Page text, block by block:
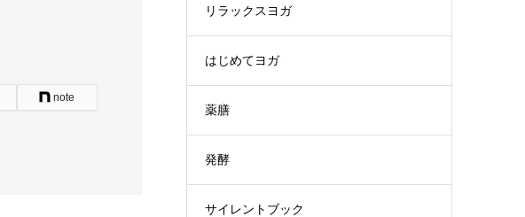
note
リラックスヨガ
はじめてヨガ
薬膳
発酵
サイレントブック